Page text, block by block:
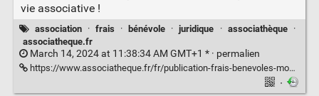
vie associative !
association · frais · bénévole · juridique · associathèque
·
associatheque.fr
March 14, 2024 at 11:38:34 AM GMT+1 * · permalien
https://www.associatheque.fr/fr/publication-frais-benevoles-mode-emploi.html
·